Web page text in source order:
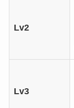
Lv2
Lv3